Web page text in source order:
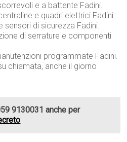
e a battente Fadini.
e quadri elettrici Fadini.
sensori di sicurezza Fadini.
di serrature e componenti
programmate Fadini.
chiamata, anche il giorno
9130031 anche per